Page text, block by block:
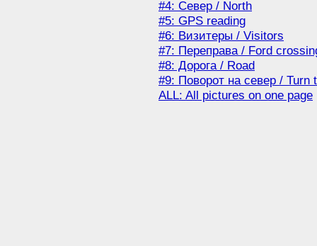
#4: Север / North
#5: GPS reading
#6: Визитеры / Visitors
#7: Переправа / Ford
#8: Дорога / Road
#9: Поворот на cевер / Turn
ALL: All pictures on one page